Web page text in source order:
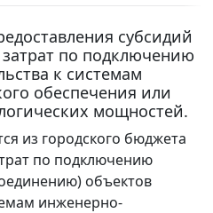
субсидий
по подключению
к системам
обеспечения или
мощностей.
из городского бюджета
по подключению
объектов
инженерно-